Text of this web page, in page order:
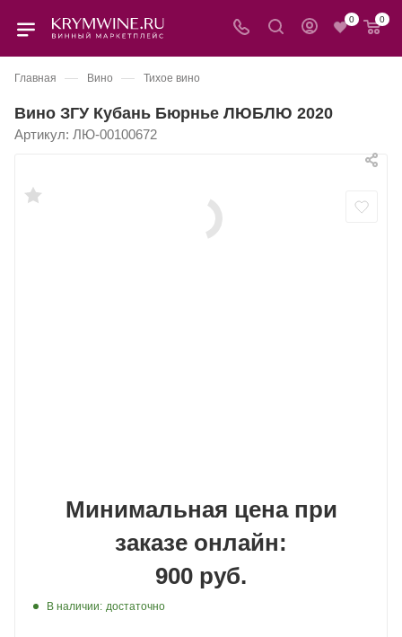
0 0
Главная — Вино — Тихое вино
Вино ЗГУ Кубань Бюрнье ЛЮБЛЮ 2020
Артикул: ЛЮ-00100672
Минимальная цена при
заказе онлайн:
900 руб.
В наличии: достаточно